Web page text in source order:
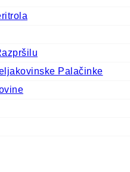
Palačinke